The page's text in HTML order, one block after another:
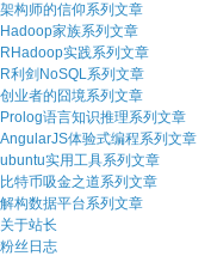
架构师的信仰系列文章
Hadoop家族系列文章
RHadoop实践系列文章
R利剑NoSQL系列文章
创业者的囧境系列文章
Prolog语言知识推理系列文章
AngularJS体验式编程系列文章
ubuntu实用工具系列文章
比特币吸金之道系列文章
解构数据平台系列文章
关于站长
粉丝日志